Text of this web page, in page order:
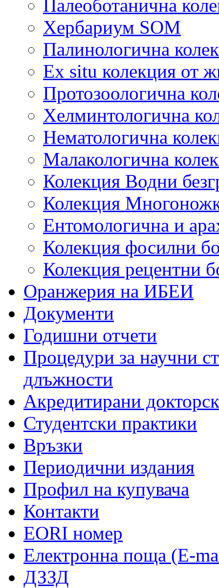
Палеоботанична
Хербариум SOM
Палинологична
Ex situ колекция от
Протозоологична
Хелминтологична
Нематологична
Малакологична
Колекция Водни
Колекция
Ентомологична и
Колекция фосилни
Колекция рецентни
Оранжерия на ИБЕИ
Документи
Годишни отчети
Процедури за научни
длъжности
Акредитирани
Студентски практики
Връзки
Периодични издания
Профил на купувача
Контакти
EORI номер
Електронна поща (E-
ДЗЗД